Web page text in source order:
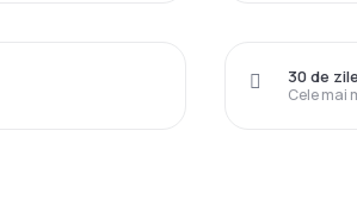
Cele mai
30 de